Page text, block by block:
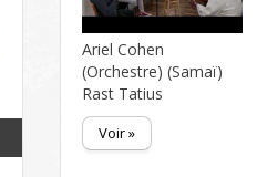
Ariel Cohen
(Orchestre) (Samaï)
Rast Tatius
Voir »